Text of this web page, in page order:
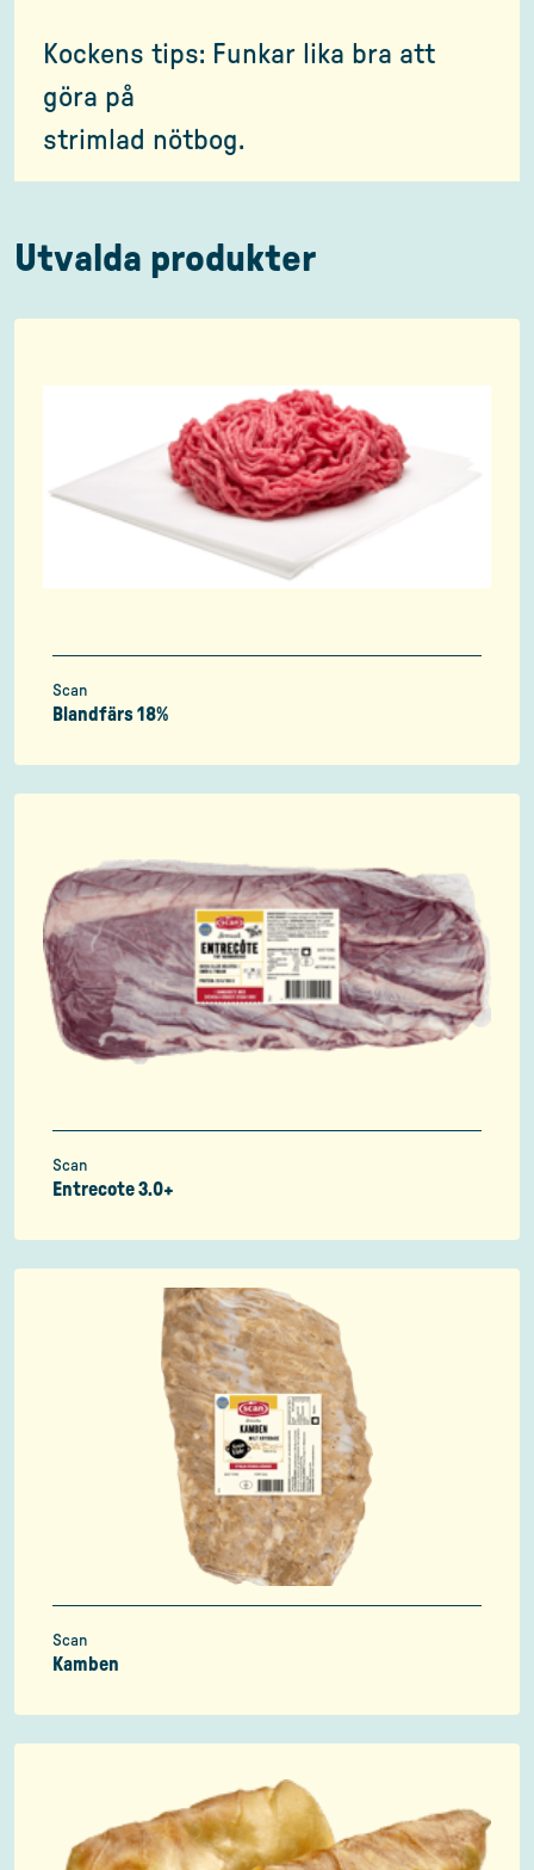
Kockens tips: Funkar lika bra att
göra på
strimlad nötbog.
Utvalda produkter
Scan
Blandfärs 18%
Scan
Entrecote 3.0+
Scan
Kamben